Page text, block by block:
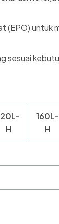
(EPO) untuk
sesuai
H
160L-
H